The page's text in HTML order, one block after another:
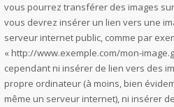
vous pourrez transférer des images
vous devrez insérer un lien vers une
serveur internet public, comme par
« http://www.exemple.com/mon-
cependant ni insérer de lien vers des
propre ordinateur (à moins, bien
même un serveur internet), ni insérer